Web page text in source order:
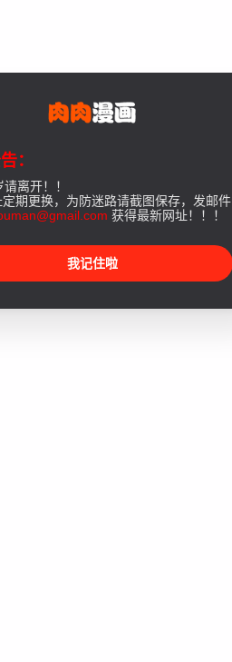
：
离开！！
定期更换，为防迷路请截图保存，发邮件
获得最新网址！！！
我记住啦